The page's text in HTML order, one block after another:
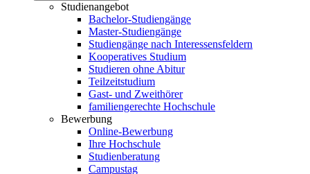
Studienangebot
Bachelor-Studiengänge
Master-Studiengänge
Studiengänge nach Interessensfeldern
Kooperatives Studium
Studieren ohne Abitur
Teilzeitstudium
Gast- und Zweithörer
familiengerechte Hochschule
Bewerbung
Online-Bewerbung
Ihre Hochschule
Studienberatung
Campustag